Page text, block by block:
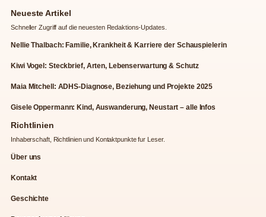
Neueste Artikel
Schneller Zugriff auf die neuesten Redaktions-Updates.
Nellie Thalbach: Familie, Krankheit & Karriere der Schauspielerin
Kiwi Vogel: Steckbrief, Arten, Lebenserwartung & Schutz
Maia Mitchell: ADHS-Diagnose, Beziehung und Projekte 2025
Gisele Oppermann: Kind, Auswanderung, Neustart – alle Infos
Richtlinien
Inhaberschaft, Richtlinien und Kontaktpunkte fur Leser.
Über uns
Kontakt
Geschichte